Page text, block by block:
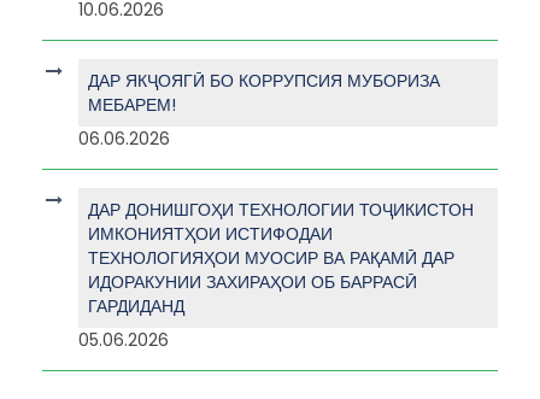
10.06.2026
ДАР ЯКҶОЯГӢ БО КОРРУПСИЯ МУБОРИЗА
МЕБАРЕМ!
06.06.2026
ДАР ДОНИШГОҲИ ТЕХНОЛОГИИ ТОҶИКИСТОН
ИМКОНИЯТҲОИ ИСТИФОДАИ
ТЕХНОЛОГИЯҲОИ МУОСИР ВА РАҚАМӢ ДАР
ИДОРАКУНИИ ЗАХИРАҲОИ ОБ БАРРАСӢ
ГАРДИДАНД
05.06.2026